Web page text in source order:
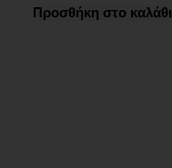
Προσθήκη στο καλάθι